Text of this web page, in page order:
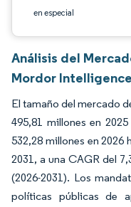
en especial
Análisis del
Mordor Intelligence
El tamaño del mercado
495,81 millones en
532,28 millones en 2026
2031, a una CAGR del
(2026-2031). Los
políticas públicas de